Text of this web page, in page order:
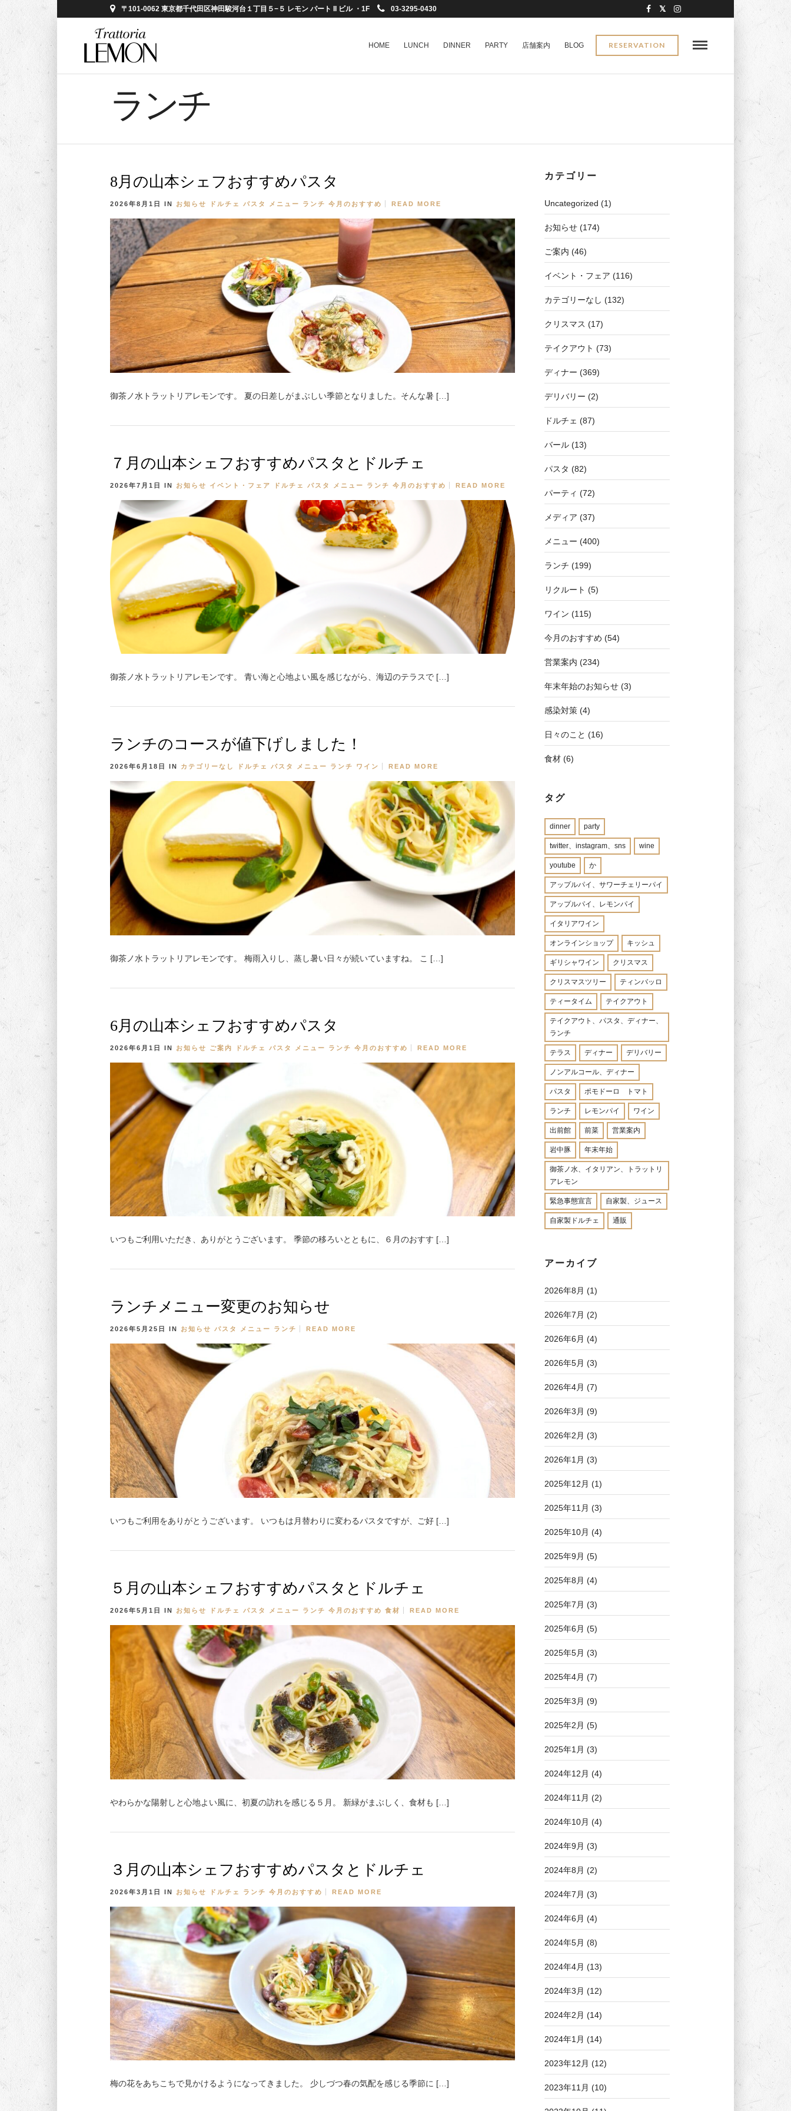
〒101-0062 東京都千代田区神田駿河台１丁目５−５ レモン パート II ビル ・1F 03-3295-0430
RESERVATION
HOME LUNCH DINNER PARTY 店舗案内 BLOG
ランチ
8月の山本シェフおすすめパスタ
2026年8月1日 IN お知らせ ドルチェ パスタ メニュー ランチ 今月のおすすめ READ MORE
御茶ノ水トラットリアレモンです。 夏の日差しがまぶしい季節となりました。そんな暑 […]
７月の山本シェフおすすめパスタとドルチェ
2026年7月1日 IN お知らせ イベント・フェア ドルチェ パスタ メニュー ランチ 今月のおすすめ READ MORE
御茶ノ水トラットリアレモンです。 青い海と心地よい風を感じながら、海辺のテラスで […]
ランチのコースが値下げしました！
2026年6月18日 IN カテゴリーなし ドルチェ パスタ メニュー ランチ ワイン READ MORE
御茶ノ水トラットリアレモンです。 梅雨入りし、蒸し暑い日々が続いていますね。 こ […]
6月の山本シェフおすすめパスタ
2026年6月1日 IN お知らせ ご案内 ドルチェ パスタ メニュー ランチ 今月のおすすめ READ MORE
いつもご利用いただき、ありがとうございます。 季節の移ろいとともに、６月のおすす […]
ランチメニュー変更のお知らせ
2026年5月25日 IN お知らせ パスタ メニュー ランチ READ MORE
いつもご利用をありがとうございます。 いつもは月替わりに変わるパスタですが、ご好 […]
５月の山本シェフおすすめパスタとドルチェ
2026年5月1日 IN お知らせ ドルチェ パスタ メニュー ランチ 今月のおすすめ 食材 READ MORE
やわらかな陽射しと心地よい風に、初夏の訪れを感じる５月。 新緑がまぶしく、食材も […]
３月の山本シェフおすすめパスタとドルチェ
2026年3月1日 IN お知らせ ドルチェ ランチ 今月のおすすめ READ MORE
梅の花をあちこちで見かけるようになってきました。 少しづつ春の気配を感じる季節に […]
カテゴリー
Uncategorized (1)
お知らせ (174)
ご案内 (46)
イベント・フェア (116)
カテゴリーなし (132)
クリスマス (17)
テイクアウト (73)
ディナー (369)
デリバリー (2)
ドルチェ (87)
バール (13)
パスタ (82)
パーティ (72)
メディア (37)
メニュー (400)
ランチ (199)
リクルート (5)
ワイン (115)
今月のおすすめ (54)
営業案内 (234)
年末年始のお知らせ (3)
感染対策 (4)
日々のこと (16)
食材 (6)
タグ
dinner party
twitter、instagram、sns wine
youtube か
アップルパイ、サワーチェリーパイ
アップルパイ、レモンパイ
イタリアワイン
オンラインショップ キッシュ
ギリシャワイン クリスマス
クリスマスツリー ティンバッロ
ティータイム テイクアウト
テイクアウト、パスタ、ディナー、
ランチ
テラス ディナー デリバリー
ノンアルコール、ディナー
パスタ ポモドーロ トマト
ランチ レモンパイ ワイン
出前館 前菜 営業案内
岩中豚 年末年始
御茶ノ水、イタリアン、トラットリ
アレモン
緊急事態宣言 自家製、ジュース
自家製ドルチェ 通販
アーカイブ
2026年8月 (1)
2026年7月 (2)
2026年6月 (4)
2026年5月 (3)
2026年4月 (7)
2026年3月 (9)
2026年2月 (3)
2026年1月 (3)
2025年12月 (1)
2025年11月 (3)
2025年10月 (4)
2025年9月 (5)
2025年8月 (4)
2025年7月 (3)
2025年6月 (5)
2025年5月 (3)
2025年4月 (7)
2025年3月 (9)
2025年2月 (5)
2025年1月 (3)
2024年12月 (4)
2024年11月 (2)
2024年10月 (4)
2024年9月 (3)
2024年8月 (2)
2024年7月 (3)
2024年6月 (4)
2024年5月 (8)
2024年4月 (13)
2024年3月 (12)
2024年2月 (14)
2024年1月 (14)
2023年12月 (12)
2023年11月 (10)